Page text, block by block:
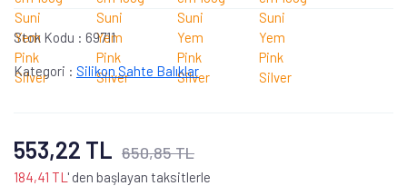
Stok Kodu : 69711
Kategori : Silikon Sahte Balıklar
553,22 TL 650,85 TL
184,41 TL ' den başlayan taksitlerle